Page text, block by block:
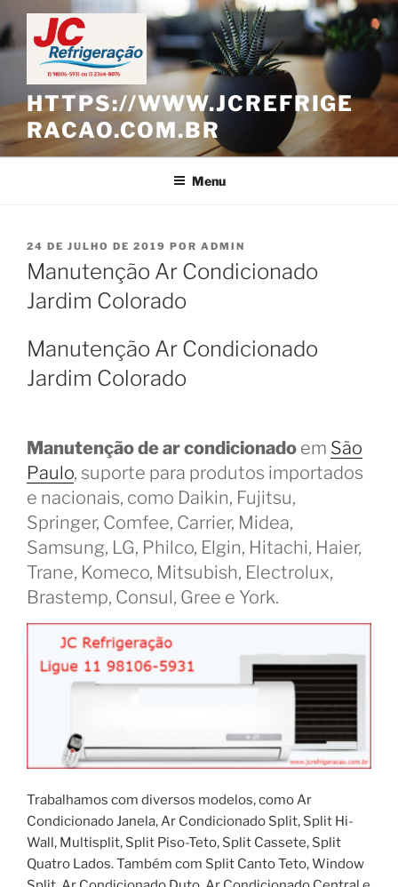
Pular
para
o
conteúdo
HTTPS://WWW.JCREFRIGE
RACAO.COM.BR
Menu
PUBLICADO
EM
24 DE JULHO DE 2019 POR ADMIN
Manutenção Ar Condicionado
Jardim Colorado
Manutenção Ar Condicionado
Jardim Colorado
Manutenção de ar condicionado em São
Paulo, suporte para produtos importados
e nacionais, como Daikin, Fujitsu,
Springer, Comfee, Carrier, Midea,
Samsung, LG, Philco, Elgin, Hitachi, Haier,
Trane, Komeco, Mitsubish, Electrolux,
Brastemp, Consul, Gree e York.
Trabalhamos com diversos modelos, como Ar
Condicionado Janela, Ar Condicionado Split, Split Hi-
Wall, Multisplit, Split Piso-Teto, Split Cassete, Split
Quatro Lados. Também com Split Canto Teto, Window